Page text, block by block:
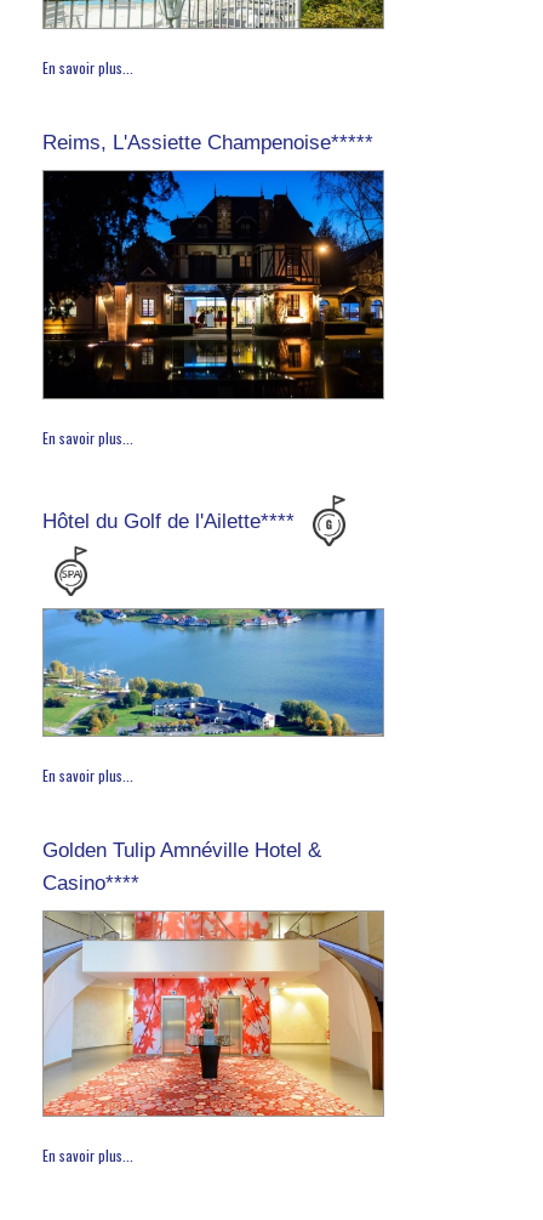
En savoir plus...
Reims, L'Assiette Champenoise*****
En savoir plus...
Hôtel du Golf de l'Ailette****
En savoir plus...
Golden Tulip Amnéville Hotel &
Casino****
En savoir plus...